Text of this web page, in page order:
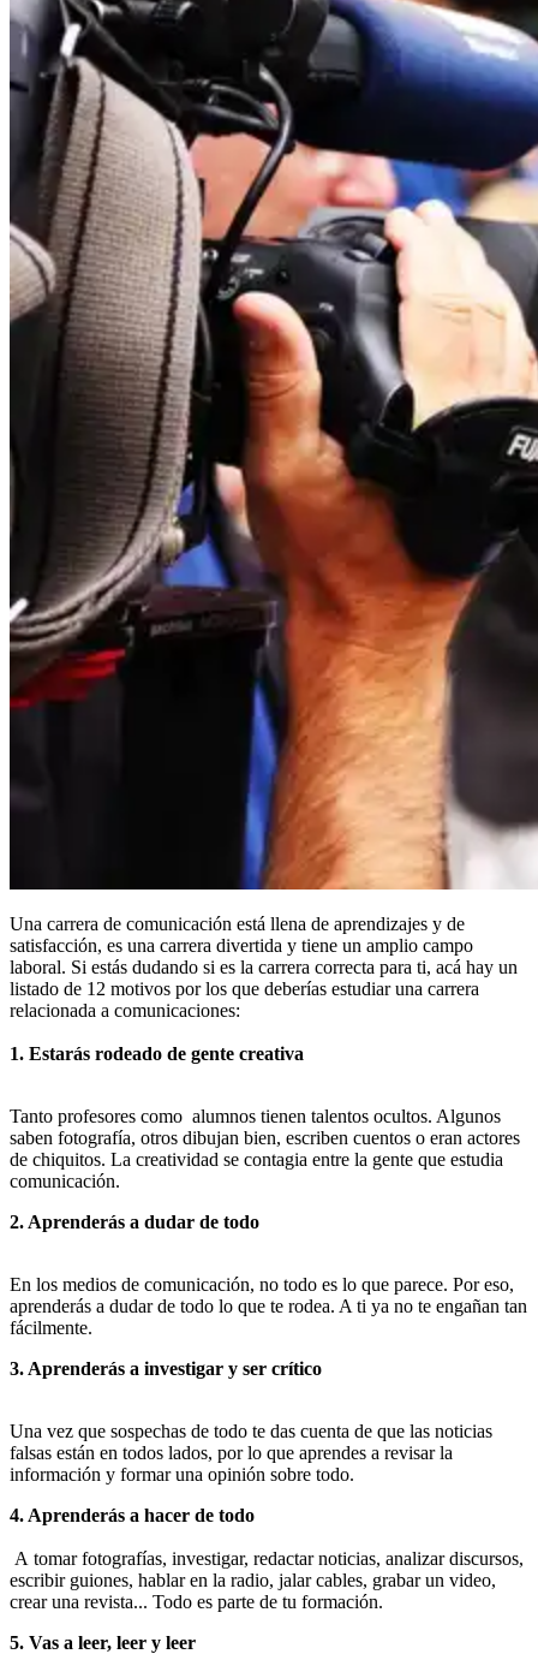
Una carrera de comunicación está llena de aprendizajes y de
satisfacción, es una carrera divertida y tiene un amplio campo
laboral. Si estás dudando si es la carrera correcta para ti, acá hay un
listado de 12 motivos por los que deberías estudiar una carrera
relacionada a comunicaciones:
1. Estarás rodeado de gente creativa
Tanto profesores como alumnos tienen talentos ocultos. Algunos
saben fotografía, otros dibujan bien, escriben cuentos o eran actores
de chiquitos. La creatividad se contagia entre la gente que estudia
comunicación.
2. Aprenderás a dudar de todo
En los medios de comunicación, no todo es lo que parece. Por eso,
aprenderás a dudar de todo lo que te rodea. A ti ya no te engañan tan
fácilmente.
3. Aprenderás a investigar y ser crítico
Una vez que sospechas de todo te das cuenta de que las noticias
falsas están en todos lados, por lo que aprendes a revisar la
información y formar una opinión sobre todo.
4. Aprenderás a hacer de todo
A tomar fotografías, investigar, redactar noticias, analizar discursos,
escribir guiones, hablar en la radio, jalar cables, grabar un video,
crear una revista... Todo es parte de tu formación.
5. Vas a leer, leer y leer